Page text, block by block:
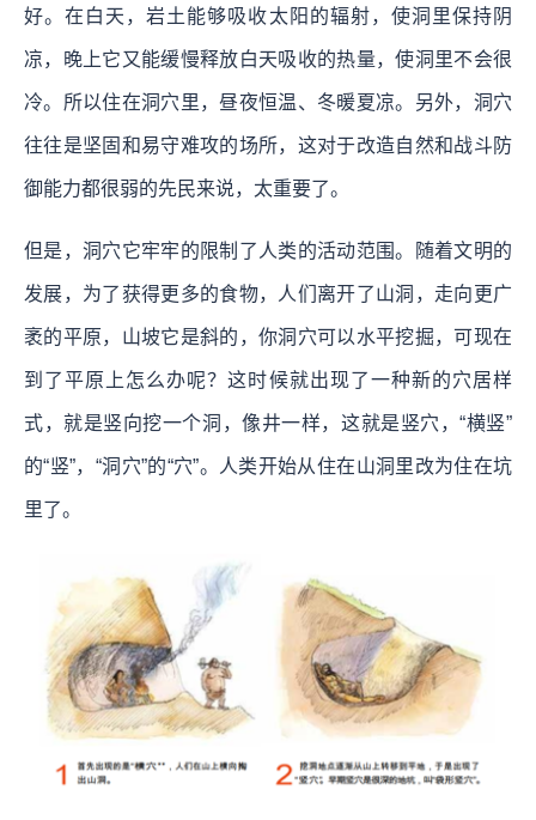
好。在白天，岩土能够吸收太阳的辐射，使洞里保持阴
凉，晚上它又能缓慢释放白天吸收的热量，使洞里不会很
冷。所以住在洞穴里，昼夜恒温、冬暖夏凉。另外，洞穴
往往是坚固和易守难攻的场所，这对于改造自然和战斗防
御能力都很弱的先民来说，太重要了。
但是，洞穴它牢牢的限制了人类的活动范围。随着文明的
发展，为了获得更多的食物，人们离开了山洞，走向更广
袤的平原，山坡它是斜的，你洞穴可以水平挖掘，可现在
到了平原上怎么办呢？这时候就出现了一种新的穴居样
式，就是竖向挖一个洞，像井一样，这就是竖穴，“横竖”
的“竖”，“洞穴”的“穴”。人类开始从住在山洞里改为住在坑
里了。